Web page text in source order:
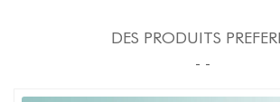
DES PRODUITS
- -